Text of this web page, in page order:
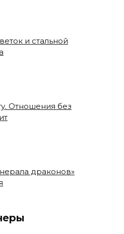
и стальной
Отношения без
драконов»